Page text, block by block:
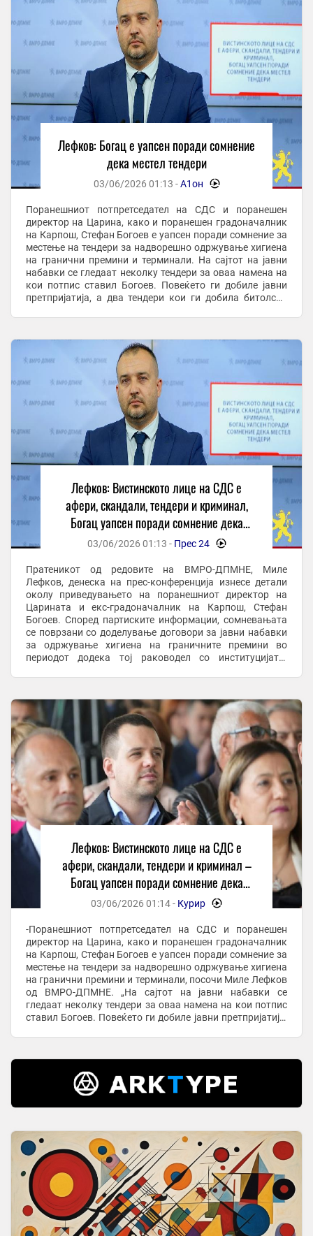
Лефков: Богац е уапсен поради сомнение
дека местел тендери
03/06/2026 01:13 -А1он -
Поранешниот потпретседател на СДС и поранешен
директор на Царина, како и поранешен градоначалник
на Карпош, Стефан Богоев е уапсен поради сомнение за
местење на тендери за надворешно одржување хигиена
на гранични премини и терминали. На сајтот на јавни
набавки се гледаат неколку тендери за оваа намена на
кои потпис ставил Богоев. Повеќето ги добиле јавни
претпријатија, а два тендери кои ги добила битолска
Лефков: Вистинското лице на СДС е
афери, скандали, тендери и криминал,
Богац уапсен поради сомнение дека
местел тендери
03/06/2026 01:13 - Прес 24 -
Пратеникот од редовите на ВМРО-ДПМНЕ, Миле
Лефков, денеска на прес-конференција изнесе детали
околу приведувањето на поранешниот директор на
Царината и екс-градоначалник на Карпош, Стефан
Богоев. Според партиските информации, сомневањата
се поврзани со доделување договори за јавни набавки
за одржување хигиена на граничните премини во
периодот додека тој раководел со институцијата.
Лефков: Вистинското лице на СДС е
афери, скандали, тендери и криминал –
Богац уапсен поради сомнение дека
местел тендери
03/06/2026 01:14 - Курир -
-Поранешниот потпретседател на СДС и поранешен
директор на Царина, како и поранешен градоначалник
на Карпош, Стефан Богоев е уапсен поради сомнение за
местење на тендери за надворешно одржување хигиена
на гранични премини и терминали, посочи Миле Лефков
од ВМРО-ДПМНЕ. „На сајтот на јавни набавки се
гледаат неколку тендери за оваа намена на кои потпис
ставил Богоев. Повеќето ги добиле јавни претпријатија,